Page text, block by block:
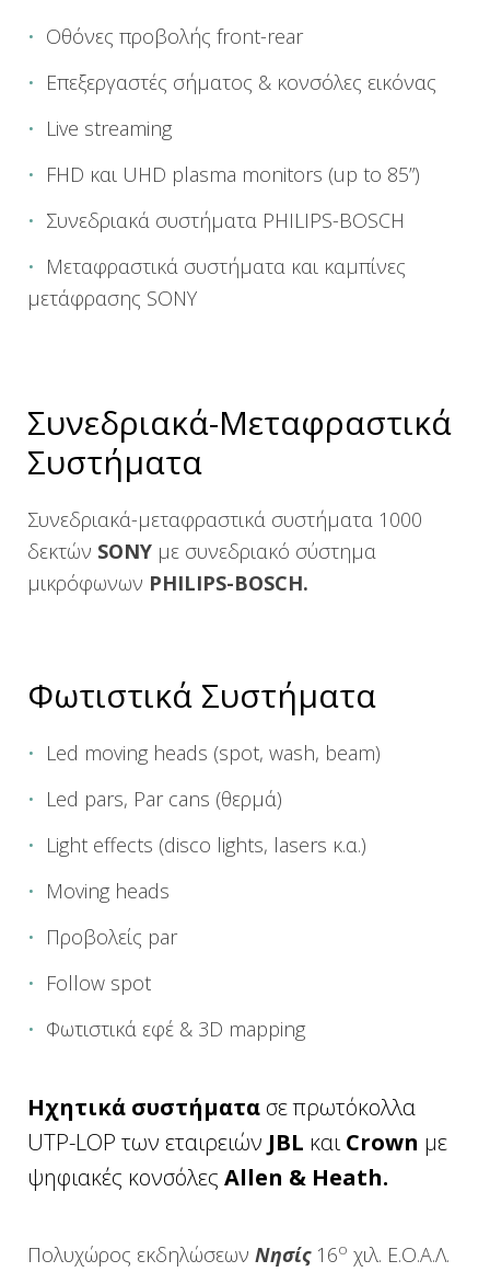
Οθόνες προβολής front-rear
Επεξεργαστές σήματος & κονσόλες εικόνας
Live streaming
FHD και UHD plasma monitors (up to 85”)
Συνεδριακά συστήματα PHILIPS-BOSCH
Μεταφραστικά συστήματα και καμπίνες
μετάφρασης SONY
Συνεδριακά-Μεταφραστικά
Συστήματα
Συνεδριακά-μεταφραστικά συστήματα 1000
δεκτών SONY με συνεδριακό σύστημα
μικρόφωνων PHILIPS-BOSCH.
Φωτιστικά Συστήματα
Led moving heads (spot, wash, beam)
Led pars, Par cans (θερμά)
Light effects (disco lights, lasers κ.α.)
Moving heads
Προβολείς par
Follow spot
Φωτιστικά εφέ & 3D mapping
Ηχητικά συστήματα σε πρωτόκολλα
UTP-LOP των εταιρειών JBL καιCrown με
ψηφιακές κονσόλες Allen & Heath.
Πολυχώρος εκδηλώσεων Νησίς16ο χιλ. Ε.Ο.Α.Λ.